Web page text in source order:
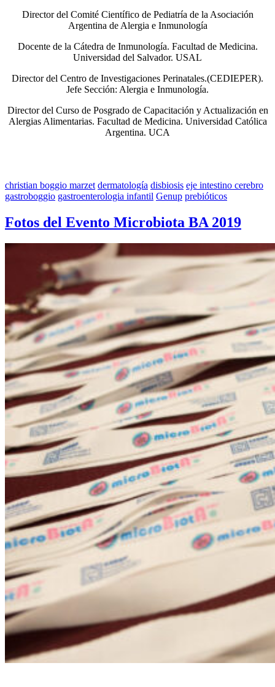
Director del Comité Científico de Pediatría de la Asociación
Argentina de Alergia e Inmunología
Docente de la Cátedra de Inmunología. Facultad de Medicina.
Universidad del Salvador. USAL
Director del Centro de Investigaciones Perinatales.(CEDIEPER).
Jefe Sección: Alergia e Inmunología.
Director del Curso de Posgrado de Capacitación y Actualización en
Alergias Alimentarias. Facultad de Medicina. Universidad Católica
Argentina. UCA
christian boggio marzet dermatología disbiosis eje intestino cerebro
gastroboggio gastroenterologia infantil Genup prebióticos
Fotos del Evento Microbiota BA 2019